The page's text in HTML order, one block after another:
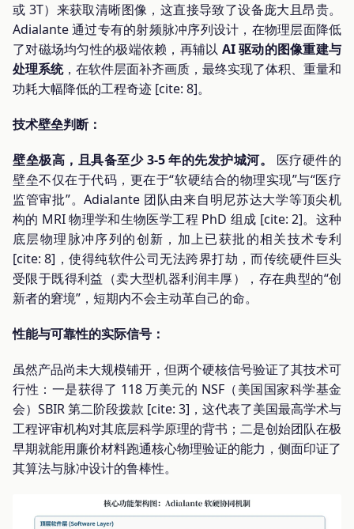
或 3T）来获取清晰图像，这直接导致了设备庞大且昂贵。
Adialante 通过专有的射频脉冲序列设计，在物理层面降低
了对磁场均匀性的极端依赖，再辅以 AI 驱动的图像重建与
处理系统，在软件层面补齐画质，最终实现了体积、重量和
功耗大幅降低的工程奇迹 [cite: 8]。
技术壁垒判断：
壁垒极高，且具备至少 3-5 年的先发护城河。
医疗硬件的
壁垒不仅在于代码，更在于“软硬结合的物理实现”与“医疗
监管审批”。Adialante 团队由来自明尼苏达大学等顶尖机
构的 MRI 物理学和生物医学工程 PhD 组成 [cite: 2]。这种
底层物理脉冲序列的创新，加上已获批的相关技术专利
[cite: 8]，使得纯软件公司无法跨界打劫，而传统硬件巨头
受限于既得利益（卖大型机器利润丰厚），存在典型的“创
新者的窘境”，短期内不会主动革自己的命。
性能与可靠性的实际信号：
虽然产品尚未大规模铺开，但两个硬核信号验证了其技术可
行性：一是获得了 118 万美元的 NSF（美国国家科学基金
会）SBIR 第二阶段拨款 [cite: 3]，这代表了美国最高学术与
工程评审机构对其底层科学原理的背书；二是创始团队在极
早期就能用廉价材料跑通核心物理验证的能力，侧面印证了
其算法与脉冲设计的鲁棒性。